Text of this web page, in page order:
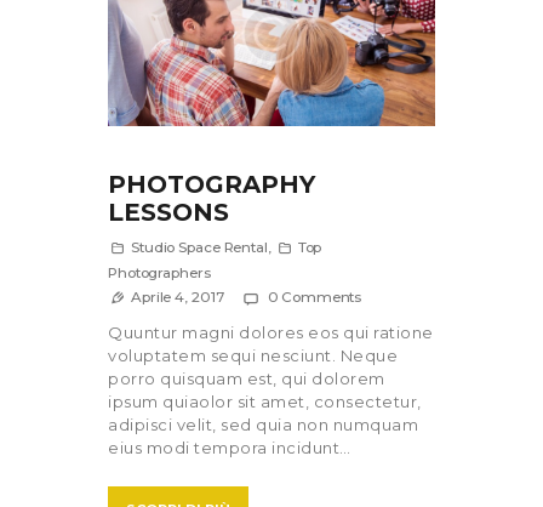
PHOTOGRAPHY
LESSONS
Studio Space Rental,
Top
Photographers
Aprile 4, 2017
0 Comments
Quuntur magni dolores eos qui ratione
voluptatem sequi nesciunt. Neque
porro quisquam est, qui dolorem
ipsum quiaolor sit amet, consectetur,
adipisci velit, sed quia non numquam
eius modi tempora incidunt…